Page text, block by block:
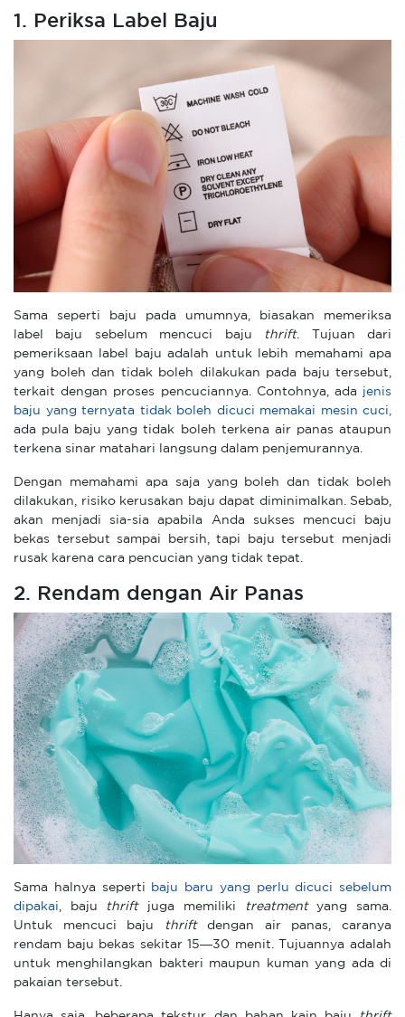
1. Periksa Label Baju
Sama seperti baju pada umumnya, biasakan memeriksa
label baju sebelum mencuci baju
thrift. Tujuan dari
pemeriksaan label baju adalah untuk lebih memahami apa
yang boleh dan tidak boleh dilakukan pada baju tersebut,
terkait dengan proses pencuciannya. Contohnya, ada jenis
baju yang ternyata tidak boleh dicuci memakai mesin cuci,
ada pula baju yang tidak boleh terkena air panas ataupun
terkena sinar matahari langsung dalam penjemurannya.
Dengan memahami apa saja yang boleh dan tidak boleh
dilakukan, risiko kerusakan baju dapat diminimalkan. Sebab,
akan menjadi sia-sia apabila Anda sukses mencuci baju
bekas tersebut sampai bersih, tapi baju tersebut menjadi
rusak karena cara pencucian yang tidak tepat.
2. Rendam dengan Air Panas
Sama halnya seperti
baju baru yang perlu dicuci sebelum
dipakai , baju thrift juga memiliki treatmentyang sama.
Untuk mencuci baju
thriftdengan air panas, caranya
rendam baju bekas sekitar 15—30 menit. Tujuannya adalah
untuk menghilangkan bakteri maupun kuman yang ada di
pakaian tersebut.